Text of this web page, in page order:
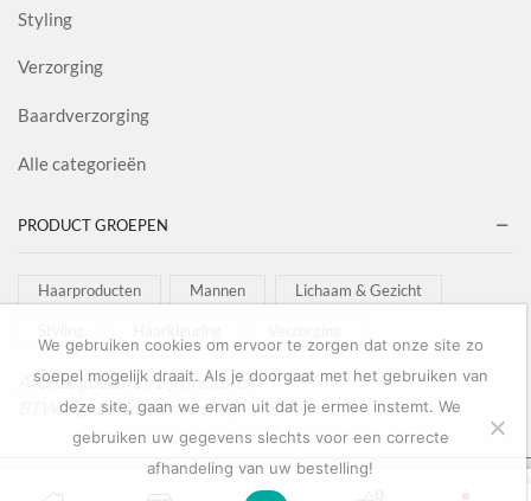
Styling
Verzorging
Baardverzorging
Alle categorieën
PRODUCT GROEPEN
Haarproducten Mannen Lichaam & Gezicht
Al onze goederen zijn inclusief
BTW afgebeeld in onze shop!
Copyright © 2022Salon Goederen
0
We gebruiken cookies om ervoor te zorgen dat onze site zo
soepel mogelijk draait. Als je doorgaat met het gebruiken van
deze site, gaan we ervan uit dat je ermee instemt. We
gebruiken uw gegevens slechts voor een correcte
afhandeling van uw bestelling!